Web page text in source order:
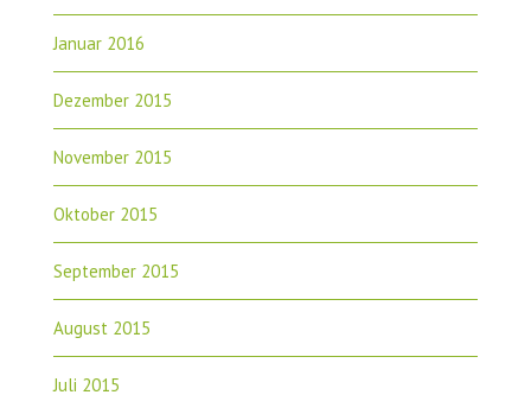
Januar 2016
Dezember 2015
November 2015
Oktober 2015
September 2015
August 2015
Juli 2015